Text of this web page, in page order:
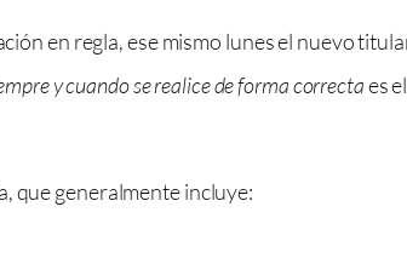
en regla, ese mismo lunes el nuevo
y cuando se realice de forma correctaes
que generalmente incluye: